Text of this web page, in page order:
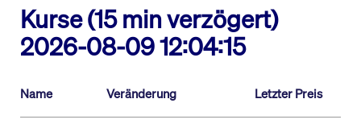
Kurse (15 min verzögert)
2026-08-09 12:04:15
Name Veränderung Letzter Preis